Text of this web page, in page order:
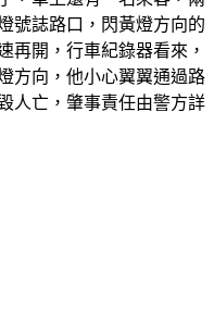
號誌路口，閃黃燈方向的
再開，行車紀錄器看來，
方向，他小心翼翼通過路
人亡，肇事責任由警方詳